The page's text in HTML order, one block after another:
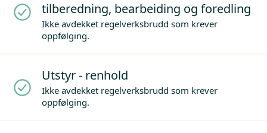
tilberedning, bearbeiding og foredling
Ikke avdekket regelverksbrudd som krever
oppfølging.
Utstyr - renhold
Ikke avdekket regelverksbrudd som krever
oppfølging.